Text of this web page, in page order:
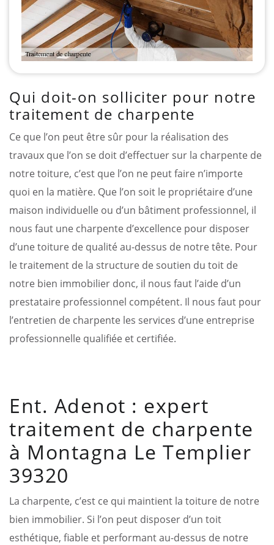
Qui doit-on solliciter pour notre
traitement de charpente
Ce que l’on peut être sûr pour la réalisation des
travaux que l’on se doit d’effectuer sur la charpente de
notre toiture, c’est que l’on ne peut faire n’importe
quoi en la matière. Que l’on soit le propriétaire d’une
maison individuelle ou d’un bâtiment professionnel, il
nous faut une charpente d’excellence pour disposer
d’une toiture de qualité au-dessus de notre tête. Pour
le traitement de la structure de soutien du toit de
notre bien immobilier donc, il nous faut l’aide d’un
prestataire professionnel compétent. Il nous faut pour
l’entretien de charpente les services d’une entreprise
professionnelle qualifiée et certifiée.
Ent. Adenot : expert
traitement de charpente
à Montagna Le Templier
39320
La charpente, c’est ce qui maintient la toiture de notre
bien immobilier. Si l’on peut disposer d’un toit
esthétique, fiable et performant au-dessus de notre